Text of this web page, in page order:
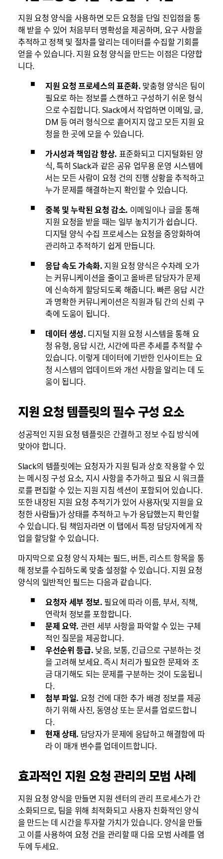
지원 요청 양식을 사용하면 모든 요청을 단일 진입점을 통
해 받을 수 있어 처음부터 명확성을 제공하며, 요구 사항을
추적하고 정책 및 절차를 알리는 데이터를 수집할 기회를
얻을 수 있습니다. 지원 요청 양식을 만드는 이점은 다양합
니다.
지원 요청 프로세스의 표준화. 맞춤형 양식은 팀이
필요로 하는 정보를 스캔하고 구성하기 쉬운 형식
으로 수집합니다. Slack에서 작업하면 이메일, 글,
DM 등 여러 형식으로 흩어지지 않고 모든 지원 요
청을 한 곳에 모을 수 있습니다.
가시성과 책임감 향상. 표준화되고 디지털화된 양
식, 특히 Slack과 같은 공유 업무용 운영 시스템에
서는 모든 사람이 요청 건의 진행 상황을 추적하고
누가 문제를 해결하는지 확인할 수 있습니다.
중복 및 누락된 요청 감소. 이메일이나 글을 통해
지원 요청을 받을 때는 일부 놓치기가 쉽습니다.
디지털 양식 수집 프로세스는 요청을 중앙화하여
관리하고 추적하기 쉽게 만듭니다.
응답 속도 가속화. 지원 요청 양식은 수차례 오가
는 커뮤니케이션을 줄이고 올바른 담당자가 문제
에 신속하게 할당되도록 해줍니다. 빠른 응답 시간
과 명확한 커뮤니케이션은 직원과 팀 간의 신뢰 구
축에 도움이 됩니다.
데이터 생성. 디지털 지원 요청 시스템을 통해 요
청 유형, 응답 시간, 시간에 따른 추세를 추적할 수
있습니다. 이렇게 데이터에 기반한 인사이트는 요
청 시스템의 업데이트와 개선 사항을 알리는 데 도
움이 됩니다.
지원 요청 템플릿의 필수 구성 요소
성공적인 지원 요청 템플릿은 간결하고 정보 수집 방식에
맞아야 합니다.
Slack의 템플릿에는 요청자가 지원 팀과 상호 작용할 수 있
는 메시징 구성 요소, 지시 사항을 추가하고 필요 시 워크플
로를 편집할 수 있는 지원 지침 섹션이 포함되어 있습니다.
또한 내장된 지원 요청 추적기가 있어 사용자(및 지원을 요
청한 사람들)가 상태를 추적하고 누가 응답했는지 확인할
수 있습니다. 팀 책임자라면 이 탭에서 특정 담당자에게 작
업을 할당할 수 있습니다.
마지막으로 요청 양식 자체는 필드, 버튼, 리스트 항목을 통
해 정보를 수집하도록 맞춤 설정할 수 있습니다. 지원 요청
양식의 일반적인 필드는 다음과 같습니다.
요청자 세부 정보. 필요에 따라 이름, 부서, 직책,
연락처 정보를 포함합니다.
문제 요약. 관련 세부 사항을파악할 수 있는 구체
적인 질문을 제공합니다.
우선순위 등급. 낮음, 보통, 긴급으로 구분하는 것
을 고려해 보세요. 즉시 처리가 필요한 문제와 조
금 대기해도 되는 문제를 구분하는 것이 도움됩니
다.
첨부 파일. 요청 건에 대한 추가 배경 정보를 제공
하기 위해 사진, 동영상 또는 문서를 업로드합니
다.
현재 상태. 담당자가 문제에 응답하고 해결함에 따
라 이 매개 변수를 업데이트합니다.
효과적인 지원 요청 관리의 모범 사례
지원 요청 양식을 만들면 지원 센터의 관리 프로세스가 간
소화되므로, 팀을 위해 최적화되고 사용자 친화적인 양식
을 만드는 데 시간을 투자할 가치가 있습니다. 양식을 만들
고 이를 사용하여 요청 건을 관리할 때 다음 모범 사례를 염
두에 두세요.